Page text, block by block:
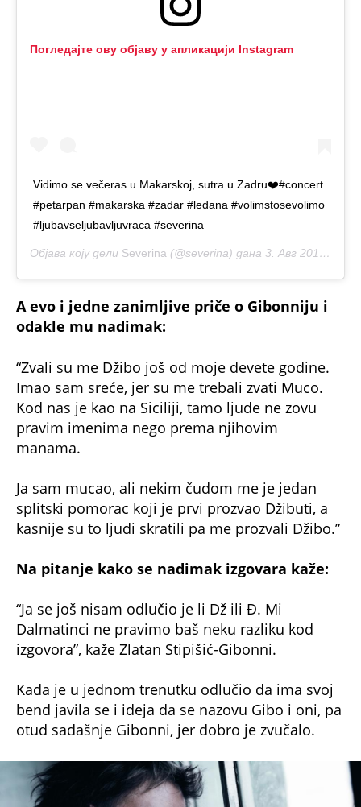
Погледајте ову објаву у апликацији Instagram
Vidimo se večeras u Makarskoj, sutra u Zadru❤️#concert
#petarpan #makarska #zadar #ledana #volimstosevolimo
#ljubavseljubavljuvraca #severina
Објава коју дели Severina (@severina) дана 3. Авг 2019. у 8:13 PDT
A evo i jedne zanimljive priče o Gibonniju i
odakle mu nadimak:
“Zvali su me Džibo još od moje devete godine.
Imao sam sreće, jer su me trebali zvati Muco.
Kod nas je kao na Siciliji, tamo ljude ne zovu
pravim imenima nego prema njihovim
manama.
Ja sam mucao, ali nekim čudom me je jedan
splitski pomorac koji je prvi prozvao Džibuti, a
kasnije su to ljudi skratili pa me prozvali Džibo.”
Na pitanje kako se nadimak izgovara kaže:
“Ja se još nisam odlučio je li Dž ili Đ. Mi
Dalmatinci ne pravimo baš neku razliku kod
izgovora”, kaže Zlatan Stipišić-Gibonni.
Kada je u jednom trenutku odlučio da ima svoj
bend javila se i ideja da se nazovu Gibo i oni, pa
otud sadašnje Gibonni, jer dobro je zvučalo.